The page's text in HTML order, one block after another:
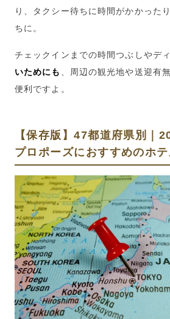
り、タクシー待ちに時間がかかった
ちに。
チェックインまでの時間つぶしやデ
いためにも 、周辺の観光地や送迎有
便利ですよ。
【保存版】47都道府県別｜
プロポーズにおすすめのホ